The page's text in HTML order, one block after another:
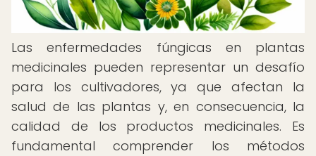
Las enfermedades fúngicas en plantas
medicinales pueden representar un desafío
para los cultivadores, ya que afectan la
salud de las plantas y, en consecuencia, la
calidad de los productos medicinales. Es
fundamental comprender los métodos